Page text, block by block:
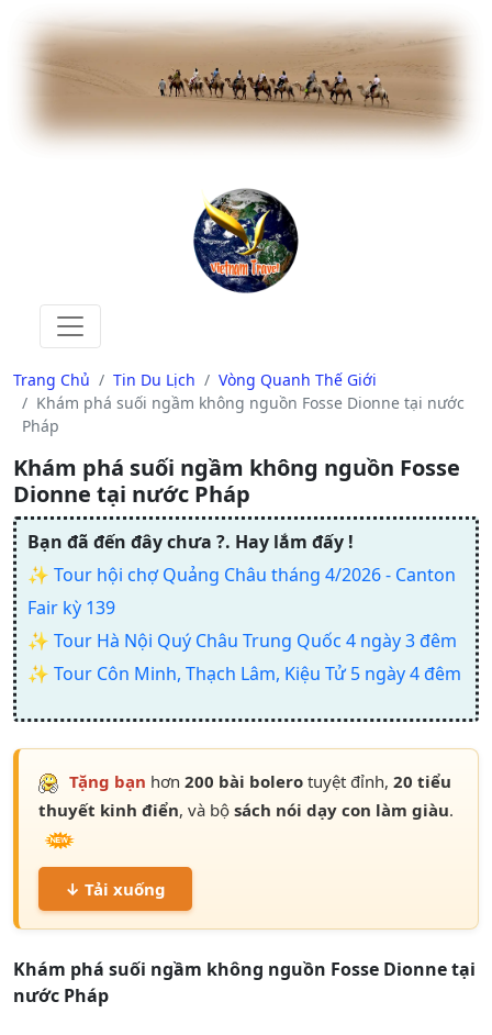
Trang Chủ Tin Du Lịch
Vòng Quanh Thế Giới
Khám phá suối ngầm không nguồn Fosse Dionne tại nước
Pháp
Khám phá suối ngầm không nguồn Fosse
Dionne tại nước Pháp
Bạn đã đến đây chưa ?. Hay lắm đấy !
✨ Tour hội chợ Quảng Châu tháng 4/2026 - Canton
Fair kỳ 139
✨ Tour Hà Nội Quý Châu Trung Quốc 4 ngày 3 đêm
✨ Tour Côn Minh, Thạch Lâm, Kiệu Tử 5 ngày 4 đêm
Tặng bạn hơn 200 bài bolero tuyệt đỉnh, 20 tiểu
thuyết kinh điển, và bộ sách nói dạy con làm giàu.
↓ Tải xuống
Khám phá suối ngầm không nguồn Fosse Dionne tại
nước Pháp